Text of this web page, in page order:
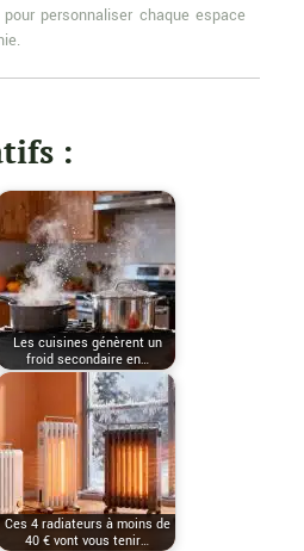
personnaliser chaque espace
:
Les cuisines génèrent un
froid secondaire en…
Ces 4 radiateurs à moins de
40 € vont vous tenir…